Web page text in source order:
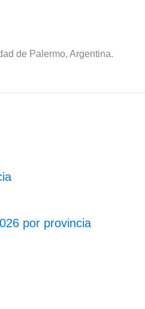
de Palermo, Argentina.
por provincia